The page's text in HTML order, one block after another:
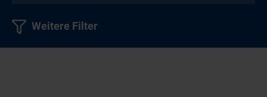
Weitere Filter